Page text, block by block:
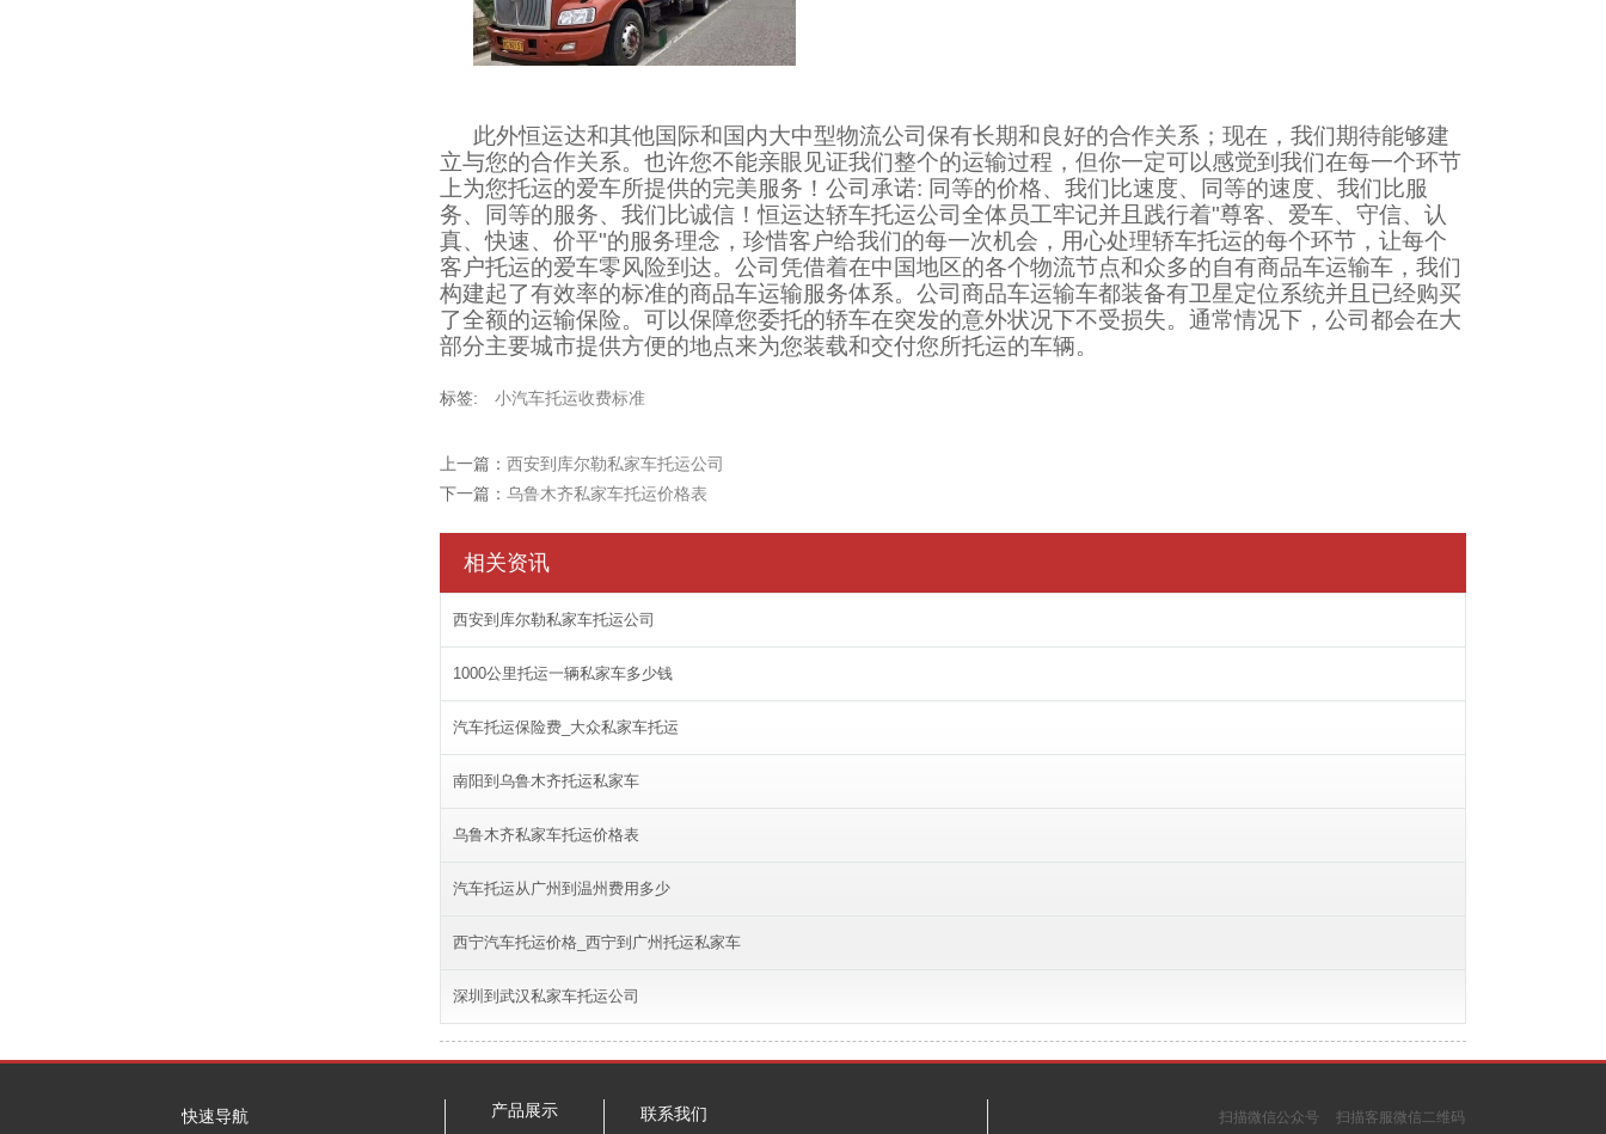
此外恒运达和其他国际和国内大中型物流公司保有长期和良好的合作关系；现在，我们期待能够建
立与您的合作关系。也许您不能亲眼见证我们整个的运输过程，但你一定可以感觉到我们在每一个环节
上为您托运的爱车所提供的完美服务！公司承诺: 同等的价格、我们比速度、同等的速度、我们比服
务、同等的服务、我们比诚信！恒运达轿车托运公司全体员工牢记并且践行着"尊客、爱车、守信、认
真、快速、价平"的服务理念，珍惜客户给我们的每一次机会，用心处理轿车托运的每个环节，让每个
客户托运的爱车零风险到达。公司凭借着在中国地区的各个物流节点和众多的自有商品车运输车，我们
构建起了有效率的标准的商品车运输服务体系。公司商品车运输车都装备有卫星定位系统并且已经购买
了全额的运输保险。可以保障您委托的轿车在突发的意外状况下不受损失。通常情况下，公司都会在大
部分主要城市提供方便的地点来为您装载和交付您所托运的车辆。
标签: 小汽车托运收费标准
上一篇： 西安到库尔勒私家车托运公司
下一篇： 乌鲁木齐私家车托运价格表
相关资讯
西安到库尔勒私家车托运公司
1000公里托运一辆私家车多少钱
汽车托运保险费_大众私家车托运
南阳到乌鲁木齐托运私家车
乌鲁木齐私家车托运价格表
汽车托运从广州到温州费用多少
西宁汽车托运价格_西宁到广州托运私家车
深圳到武汉私家车托运公司
快速导航 产品展示 联系我们 扫描客服微信二维码
扫描微信公众号